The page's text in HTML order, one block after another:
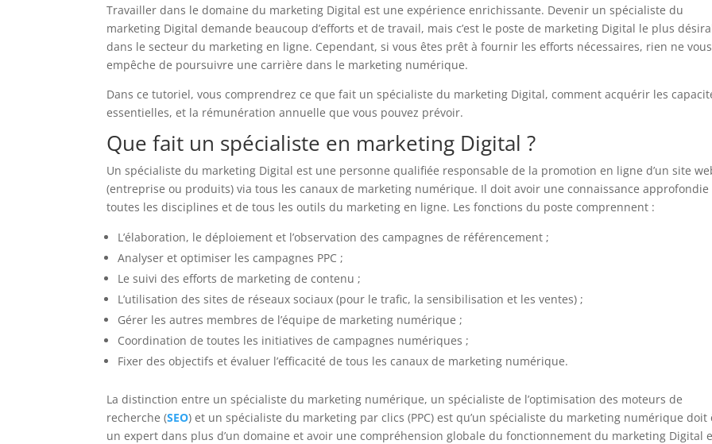
Travailler dans le domaine du marketing Digital est une expérience enrichissante. Devenir un spécialiste du
marketing Digital demande beaucoup d’efforts et de travail, mais c’est le poste de marketing Digital le plus
dans le secteur du marketing en ligne. Cependant, si vous êtes prêt à fournir les efforts nécessaires, rien ne vous
empêche de poursuivre une carrière dans le marketing numérique.
Dans ce tutoriel, vous comprendrez ce que fait un spécialiste du marketing Digital, comment acquérir les
essentielles, et la rémunération annuelle que vous pouvez prévoir.
Que fait un spécialiste en marketing Digital ?
Un spécialiste du marketing Digital est une personne qualifiée responsable de la promotion en ligne d’un site
(entreprise ou produits) via tous les canaux de marketing numérique. Il doit avoir une connaissance approfondie
toutes les disciplines et de tous les outils du marketing en ligne. Les fonctions du poste comprennent :
L’élaboration, le déploiement et l’observation des campagnes de référencement ;
Analyser et optimiser les campagnes PPC ;
Le suivi des efforts de marketing de contenu ;
L’utilisation des sites de réseaux sociaux (pour le trafic, la sensibilisation et les ventes) ;
Gérer les autres membres de l’équipe de marketing numérique ;
Coordination de toutes les initiatives de campagnes numériques ;
Fixer des objectifs et évaluer l’efficacité de tous les canaux de marketing numérique.
La distinction entre un spécialiste du marketing numérique, un spécialiste de l’optimisation des moteurs de
recherche (SEO) et un spécialiste du marketing par clics (PPC) est qu’un spécialiste du marketing numérique doit
un expert dans plus d’un domaine et avoir une compréhension globale du fonctionnement du marketing Digital